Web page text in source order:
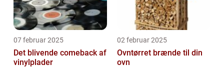
07 februar 2025
Det blivende comeback af
vinylplader
02 februar 2025
Ovntørret brænde til din
ovn